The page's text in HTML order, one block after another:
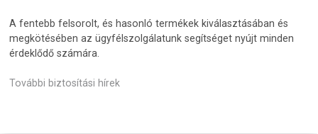
A fentebb felsorolt, és hasonló termékek kiválasztásában és
megkötésében az ügyfélszolgálatunk segítséget nyújt minden
érdeklődő számára.
További biztosítási hírek